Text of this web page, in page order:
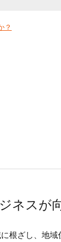
？
ネスが
根ざし、地